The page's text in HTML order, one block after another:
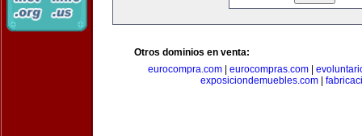
Otros dominios en venta:
eurocompra.com| eurocompras.com|
exposiciondemuebles.com|